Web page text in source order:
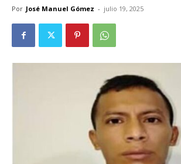
Por José Manuel Gómez - julio 19, 2025